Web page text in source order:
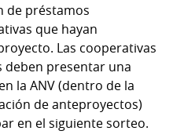
de préstamos
que hayan
Las cooperativas
deben presentar una
la ANV (dentro de la
de anteproyectos)
en el siguiente sorteo.